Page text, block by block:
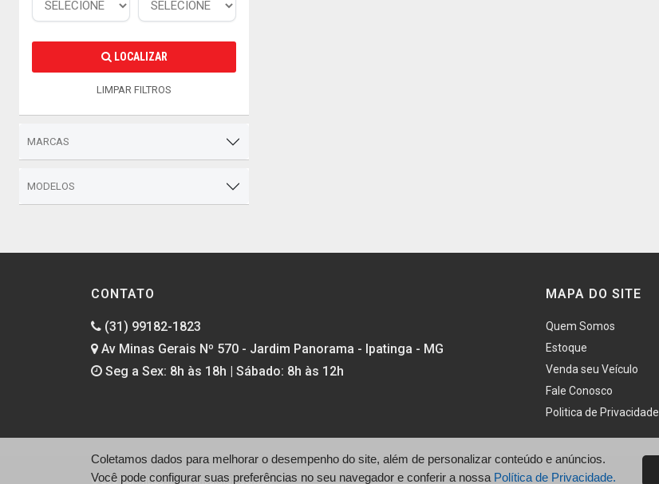
LOCALIZAR
LIMPAR FILTROS
MARCAS
MODELOS
CONTATO
(31) 99182-1823
Av Minas Gerais Nº 570 - Jardim Panorama - Ipatinga - MG
Seg a Sex: 8h às 18h | Sábado: 8h às 12h
MAPA DO SITE
Quem Somos
Estoque
Venda seu Veículo
Fale Conosco
Politica de Privacidade
© Leo Car - https://leocaripatinga.com.br/
Coletamos dados para melhorar o desempenho do site, além de personalizar conteúdo e anúncios.
Você pode configurar suas preferências no seu navegador e conferir a nossa Política de Privacidade.